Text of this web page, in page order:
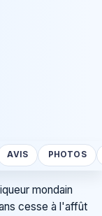
AVIS PHOTOS
mondain
cesse à l'affût